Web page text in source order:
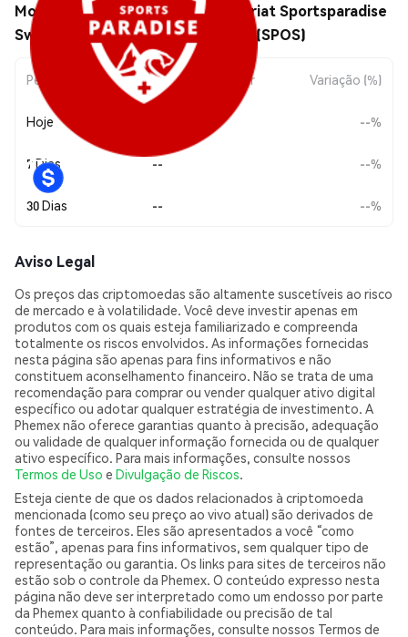
Movimentos de preço de Aktionariat Sportsparadise
Switzerland AG Tokenized Shares (SPOS)
Período Variação do Valor Variação (%)
Hoje --%
7 Dias -- --%
30 Dias -- --%
Aviso Legal
Os preços das criptomoedas são altamente suscetíveis ao risco
de mercado e à volatilidade. Você deve investir apenas em
produtos com os quais esteja familiarizado e compreenda
totalmente os riscos envolvidos. As informações fornecidas
nesta página são apenas para fins informativos e não
constituem aconselhamento financeiro. Não se trata de uma
recomendação para comprar ou vender qualquer ativo digital
específico ou adotar qualquer estratégia de investimento. A
Phemex não oferece garantias quanto à precisão, adequação
ou validade de qualquer informação fornecida ou de qualquer
ativo específico. Para mais informações, consulte nossos
Termos de Uso e Divulgação de Riscos.
Esteja ciente de que os dados relacionados à criptomoeda
mencionada (como seu preço ao vivo atual) são derivados de
fontes de terceiros. Eles são apresentados a você “como
estão”, apenas para fins informativos, sem qualquer tipo de
representação ou garantia. Os links para sites de terceiros não
estão sob o controle da Phemex. O conteúdo expresso nesta
página não deve ser interpretado como um endosso por parte
da Phemex quanto à confiabilidade ou precisão de tal
conteúdo. Para mais informações, consulte nossos Termos de